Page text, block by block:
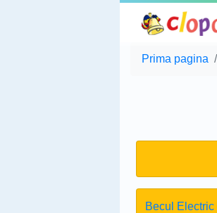
Prima pagina
Becul Electric